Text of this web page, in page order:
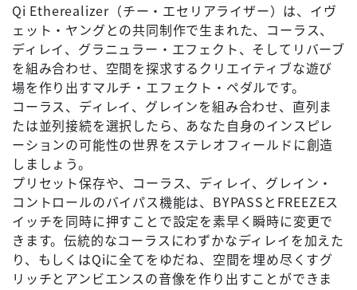
Qi Etherealizer（チー・エセリアライザー）は、イヴ
ェット・ヤングとの共同制作で生まれた、コーラス、
ディレイ、グラニュラー・エフェクト、そしてリバーブ
を組み合わせ、空間を探求するクリエイティブな遊び
場を作り出すマルチ・エフェクト・ペダルです。
コーラス、ディレイ、グレインを組み合わせ、直列ま
たは並列接続を選択したら、あなた自身のインスピレ
ーションの可能性の世界をステレオフィールドに創造
しましょう。
プリセット保存や、コーラス、ディレイ、グレイン・
コントロールのバイパス機能は、BYPASSとFREEZEス
イッチを同時に押すことで設定を素早く瞬時に変更で
きます。伝統的なコーラスにわずかなディレイを加えた
り、もしくはQiに全てをゆだね、空間を埋め尽くすグ
リッチとアンビエンスの音像を作り出すことができま